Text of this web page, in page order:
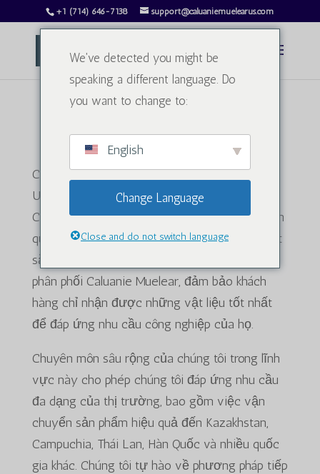
+1 (714) 646-7138 support@caluaniemuelearus.com
Chúng tôi làm gì!
Chào mừng bạn đến với Caluanie Muelear
USA, nguồn cung cấp hàng đầu của bạn về
Caluanie Muelear Oxidize và các sản phẩm liên
quan chất lượng cao. Với cam kết về sự xuất
sắc và đổi mới, chúng tôi chuyên sản xuất và
phân phối Caluanie Muelear, đảm bảo khách
hàng chỉ nhận được những vật liệu tốt nhất
để đáp ứng nhu cầu công nghiệp của họ.
Chuyên môn sâu rộng của chúng tôi trong lĩnh
vực này cho phép chúng tôi đáp ứng nhu cầu
đa dạng của thị trường, bao gồm việc vận
chuyển sản phẩm hiệu quả đến Kazakhstan,
Campuchia, Thái Lan, Hàn Quốc và nhiều quốc
gia khác. Chúng tôi tự hào về phương pháp tiếp
We've detected you might be
speaking a different language. Do
you want to change to:
English
Change Language
Close and do not switch language